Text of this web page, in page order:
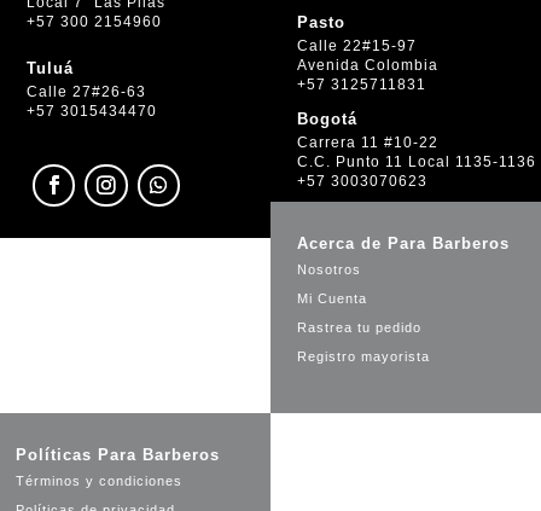
+57 300 2154960
Tuluá
Calle 27#26-63
+57 3015434470
Pasto
Calle 22#15-97
Avenida Colombia
+57 3125711831
Bogotá
Carrera 11 #10-22
C.C. Punto 11 Local 1135-1136
+57 3003070623
Acerca de Para Barberos
Nosotros
Mi Cuenta
Rastrea tu pedido
Registro mayorista
Políticas Para Barberos
Términos y condiciones